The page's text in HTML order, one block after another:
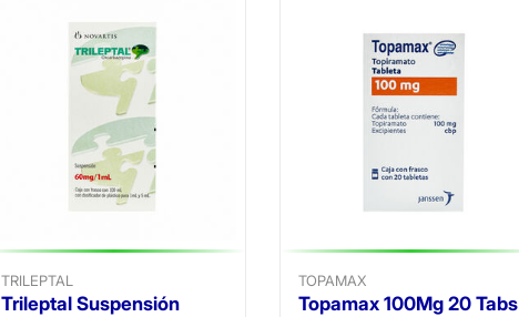
TRILEPTAL
Trileptal Suspensión
TOPAMAX
Topamax 100Mg 20 Tabs